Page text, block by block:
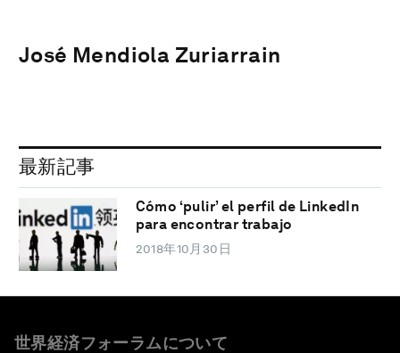
José Mendiola Zuriarrain
最新記事
Cómo ‘pulir’ el perfil de LinkedIn
para encontrar trabajo
2018年10月30日
世界経済フォーラムについて